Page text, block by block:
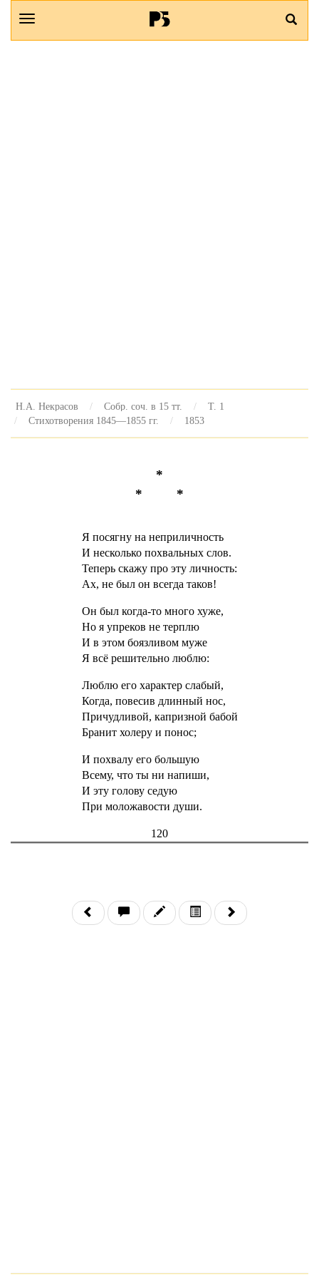
Н.А. Некрасов Собр. соч. в 15 тт.
Т. 1
Стихотворения 1845—1855 гг.
1853
*
* *
Я посягну на неприличность
И несколько похвальных слов.
Теперь скажу про эту личность:
Ах, не был он всегда таков!
Он был когда-то много хуже,
Но я упреков не терплю
И в этом боязливом муже
Я всё решительно люблю:
Люблю его характер слабый,
Когда, повесив длинный нос,
Причудливой, капризной бабой
Бранит холеру и понос;
И похвалу его большую
Всему, что ты ни напиши,
И эту голову седую
При моложавости души.
120